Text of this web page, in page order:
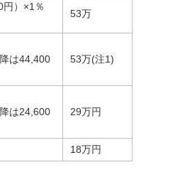
）×1％
53万
は44,400
53万(注1)
は24,600
29万円
18万円